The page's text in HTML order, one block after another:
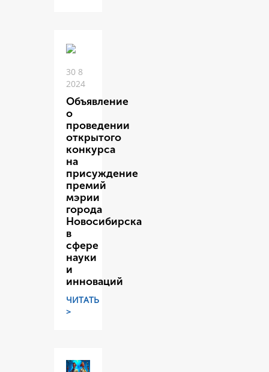
30 8
2024
Объявление
о
проведении
открытого
конкурса
на
присуждение
премий
мэрии
города
Новосибирска
в
сфере
науки
и
инноваций
ЧИТАТЬ
>